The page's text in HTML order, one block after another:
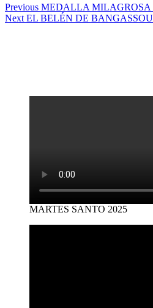
Navegación
de
Previous Previous
post:
MEDALLA MILAGROSA
Next Next
EL BELÉN DE
MARTES SANTO 2025